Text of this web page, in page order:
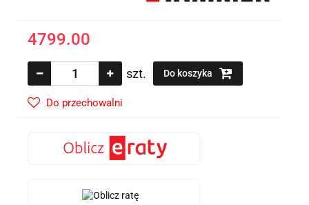
4799.00
szt. Do koszyka
Do przechowalni